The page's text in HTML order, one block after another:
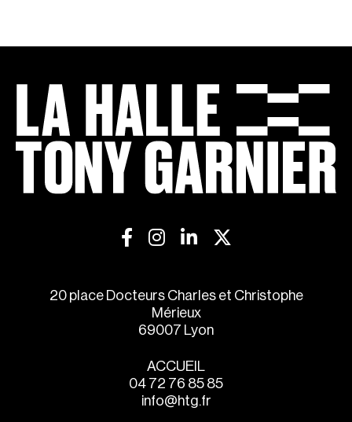
20 place Docteurs Charles et Christophe
Mérieux
69007 Lyon
ACCUEIL
04 72 76 85 85
info@htg.fr